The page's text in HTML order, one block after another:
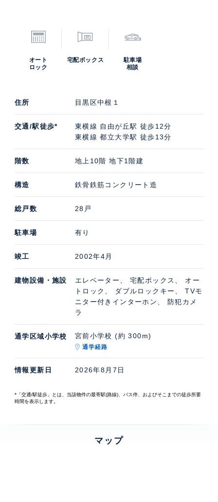
オート
ロック
宅配ボックス
駐車場
相談
住所 目黒区中根１
交通/駅徒歩*
東横線 自由が丘駅 徒歩12分
東横線 都立大学駅 徒歩13分
階数 地上10階 地下1階建
構造 鉄骨鉄筋コンクリート造
総戸数 28戸
駐車場 有り
竣工 2002年4月
建物設備・施設
エレベーター、 宅配ボックス、 オー
トロック、 ダブルロックキー、 TVモ
ニター付きインターホン、 防犯カメ
ラ
通学区域小学校 宮前小学校 (約 300m)
通学経路
情報更新日 2026年8月7日
*「交通/駅徒歩」とは、当該物件の最寄駅(路線)、バス停、およびそこまでの徒歩所要
時間を表示します。
マップ